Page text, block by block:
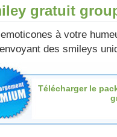
gratuit
à votre
des smileys
Télécharger le